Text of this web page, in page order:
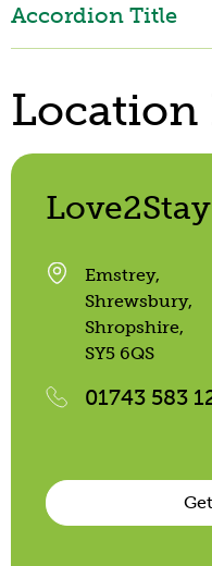
Accordion Title
Location
Emstrey,
Shrewsbury,
Shropshire,
SY5 6QS
01743 583